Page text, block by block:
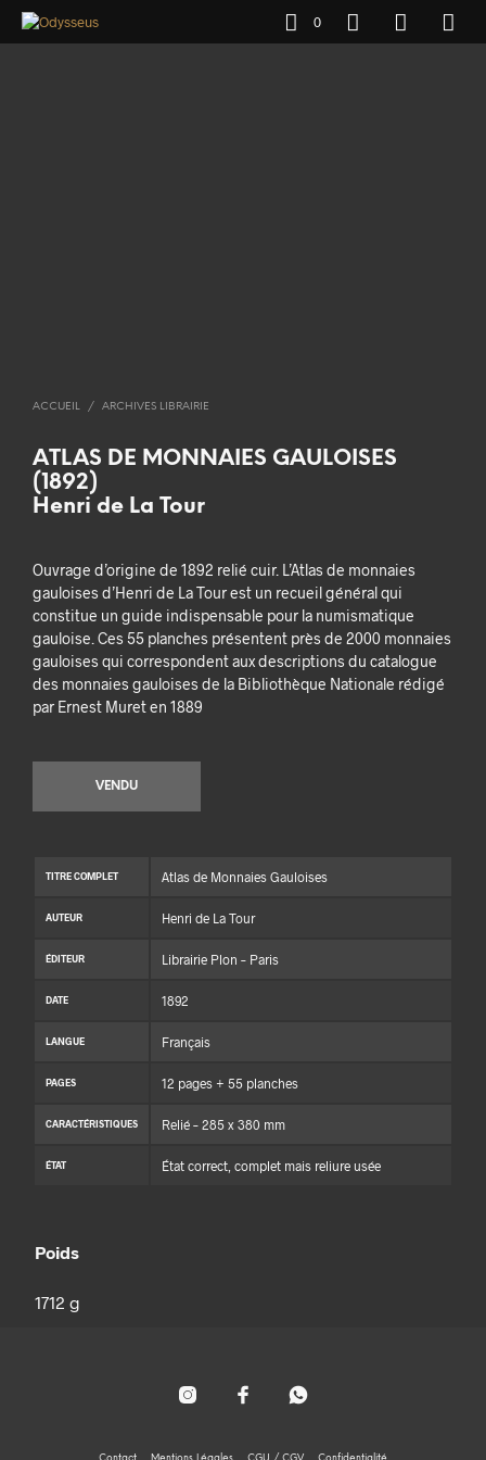
0
ACCUEIL / ARCHIVES LIBRAIRIE
ATLAS DE MONNAIES GAULOISES
(1892)
Henri de La Tour
Ouvrage d’origine de 1892 relié cuir. L’Atlas de monnaies
gauloises d’Henri de La Tour est un recueil général qui
constitue un guide indispensable pour la numismatique
gauloise. Ces 55 planches présentent près de 2000 monnaies
gauloises qui correspondent aux descriptions du catalogue
des monnaies gauloises de la Bibliothèque Nationale rédigé
par Ernest Muret en 1889
VENDU
TITRE COMPLET Atlas de Monnaies Gauloises
AUTEUR Henri de La Tour
ÉDITEUR Librairie Plon – Paris
DATE 1892
LANGUE Français
PAGES 12 pages + 55 planches
CARACTÉRISTIQUES Relié – 285 x 380 mm
ÉTAT État correct, complet mais reliure usée
Poids
1712 g